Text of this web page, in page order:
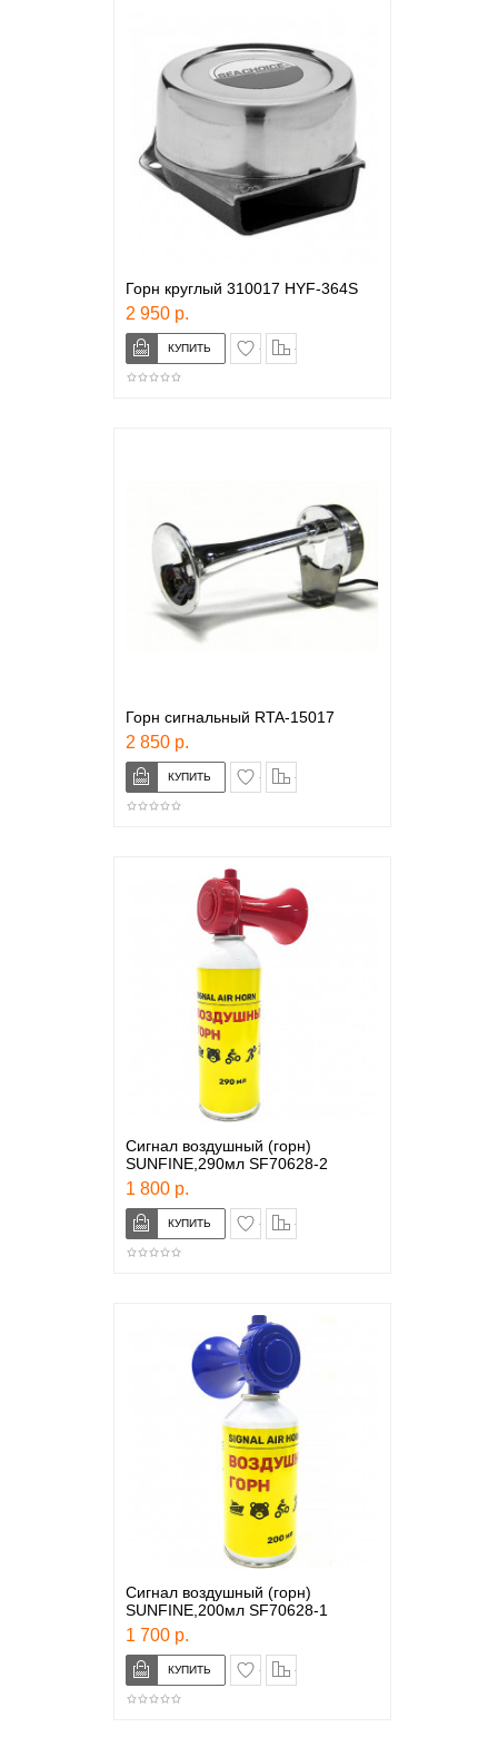
Горн круглый 310017 HYF-364S
2 950 р.
в закладки
Горн сигнальный RTA-15017
2 850 р.
в закладки
Сигнал воздушный (горн)
SUNFINE,290мл SF70628-2
1 800 р.
в закладки
Сигнал воздушный (горн)
SUNFINE,200мл SF70628-1
1 700 р.
в закладки